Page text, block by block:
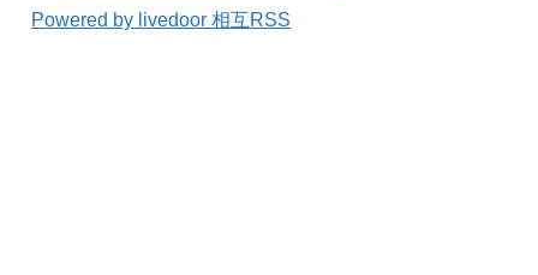
Powered by livedoor 相互RSS